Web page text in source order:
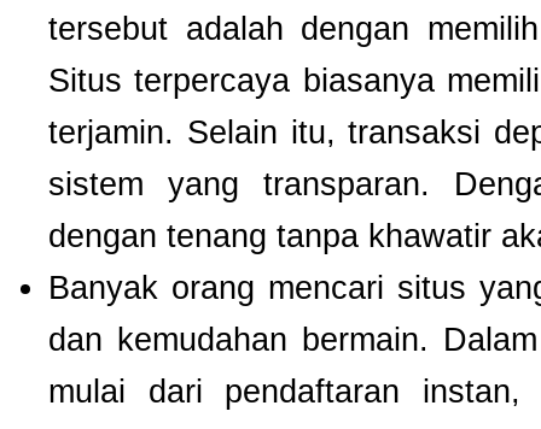
tersebut adalah dengan
Situs terpercaya biasanya
terjamin. Selain itu, transaksi
sistem yang transparan.
dengan tenang tanpa khawatir
Banyak orang mencari situs
dan kemudahan bermain.
mulai dari pendaftaran